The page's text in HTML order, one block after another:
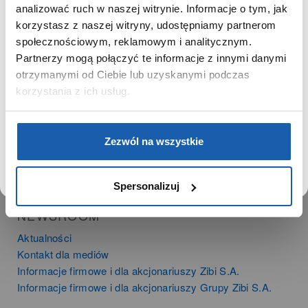
analizować ruch w naszej witrynie. Informacje o tym, jak
korzystasz z naszej witryny, udostępniamy partnerom
społecznościowym, reklamowym i analitycznym.
Partnerzy mogą połączyć te informacje z innymi danymi
otrzymanymi od Ciebie lub uzyskanymi podczas
korzystania z ich usług.
Zezwól na wszystkie
Spersonalizuj
PRODUKTY
Zegarki
Instrumenty muzyczne
Kalkulatory
SIECI SPRZEDAŻY
Salony muzyczne Riff
NEWSROOM
Aktualności
Kontakt dla mediów
Informacje firmowe i dla akcjonariuszy Zibi S.A.
Informacje firmowe i dla akcjonariuszy Grupy Zibi S.A.
SZANOWNA UŻYTKOWNICZKO
Używamy plików cookie w celach analitycznych,
statystycznych i marketingowych, w tym aby analizować
ruch w tej witrynie, optymalizować jej działanie oraz
zapamiętywać Twoje preferencje.